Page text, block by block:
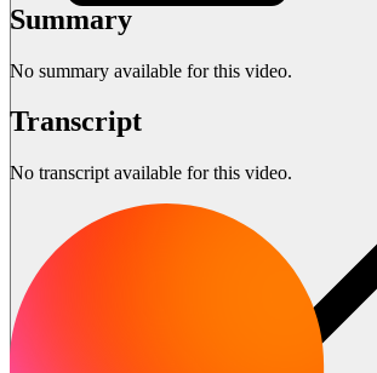
Summary
No summary available for this video.
Transcript
No transcript available for this video.